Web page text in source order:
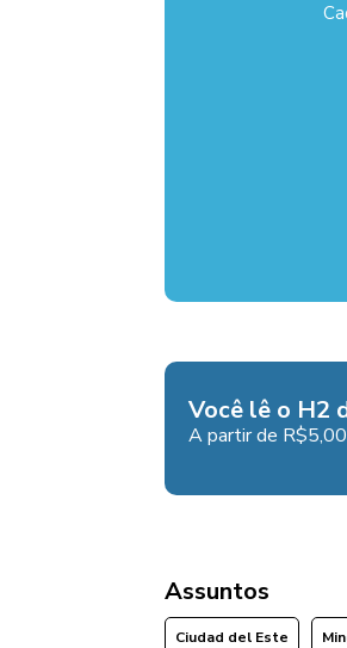
Você lê o H2
A partir de R$5,00
Assuntos
Ciudad del Este